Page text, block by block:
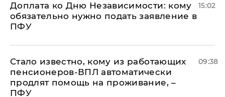
Доплата ко Дню Независимости: кому
обязательно нужно подать заявление в
ПФУ
15:02
Стало известно, кому из работающих
пенсионеров-ВПЛ автоматически
продлят помощь на проживание, –
ПФУ
09:38